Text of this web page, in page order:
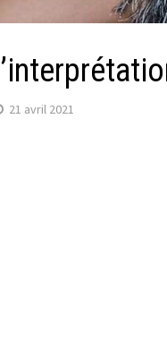
21 avril 2021